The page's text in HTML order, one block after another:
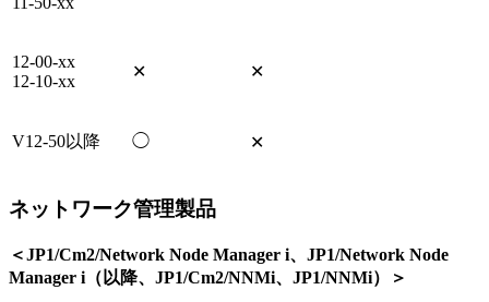
12-00-xx
12-10-xx
✕ ✕
V12-50以降 ◯ ✕
ネットワーク管理製品
＜JP1/Cm2/Network Node Manager i、JP1/Network Node
Manager i（以降、JP1/Cm2/NNMi、JP1/NNMi）＞